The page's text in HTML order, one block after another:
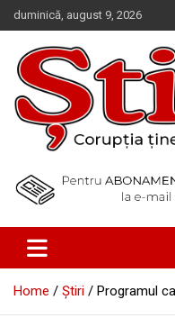
Skip
to
content
duminică, august 9, 2026
Ziarul Știrea
Home Știri Programul